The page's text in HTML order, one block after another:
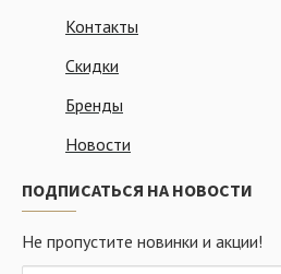
Контакты
Скидки
Бренды
Новости
ПОДПИСАТЬСЯ НА НОВОСТИ
Не пропустите новинки и акции!